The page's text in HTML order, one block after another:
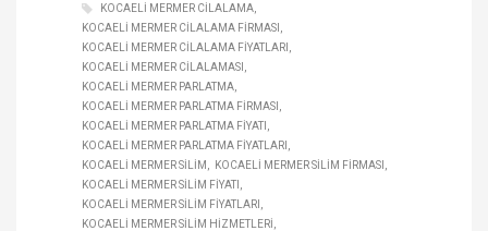
KOCAELI MERMER CILALAMA
KOCAELI MERMER CILALAMA FIRMASI
KOCAELI MERMER CILALAMA FIYATLARI
KOCAELI MERMER CILALAMASI
KOCAELI MERMER PARLATMA
KOCAELI MERMER PARLATMA FIRMASI
KOCAELI MERMER PARLATMA FIYATI
KOCAELI MERMER PARLATMA FIYATLARI
KOCAELI MERMER SILIM
KOCAELI MERMER SILIM FIRMASI
KOCAELI MERMER SILIM FIYATI
KOCAELI MERMER SILIM FIYATLARI
KOCAELI MERMER SILIM HIZMETLERI